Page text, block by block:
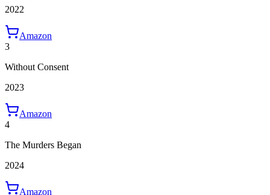
2022
Amazon
3
Without Consent
2023
Amazon
4
The Murders Began
2024
Amazon